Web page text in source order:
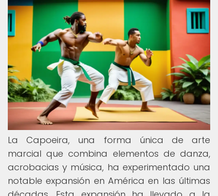
La Capoeira, una forma única de arte
marcial que combina elementos de danza,
acrobacias y música, ha experimentado una
notable expansión en América en las últimas